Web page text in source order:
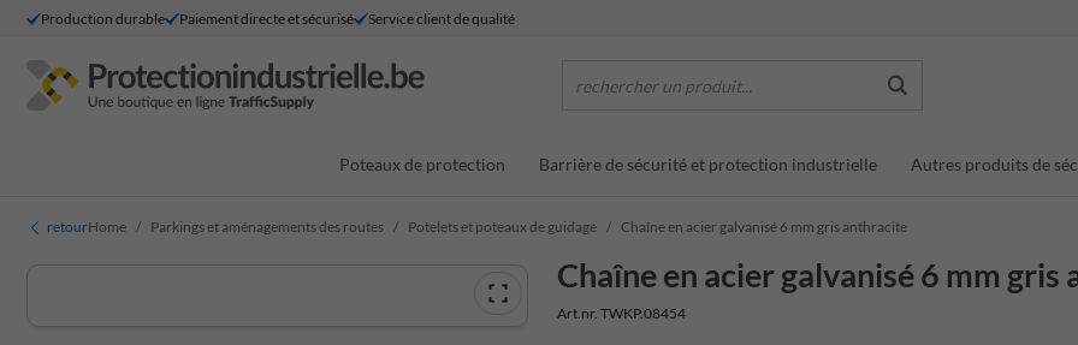
Production durable Paiement directe et sécurisé Service client de qualité
rechercher un produit...
Poteaux de protection Barrière de sécurité et protection industrielle Autres produits de
retourHome Parkings et aménagements des routes Potelets et poteaux de guidage Chaîne en acier galvanisé 6 mm gris anthracite
Chaîne en acier galvanisé 6 mm gris
Art.nr. TWKP.08454